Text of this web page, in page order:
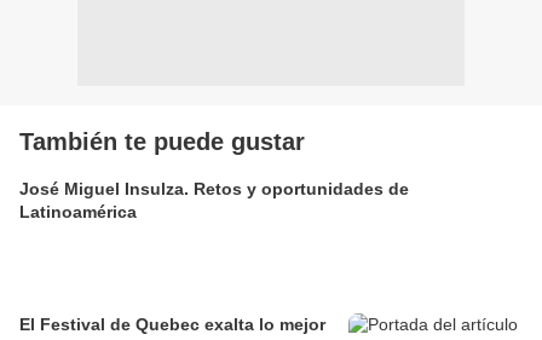
También te puede gustar
José Miguel Insulza. Retos y oportunidades de
Latinoamérica
El Festival de Quebec exalta lo mejor